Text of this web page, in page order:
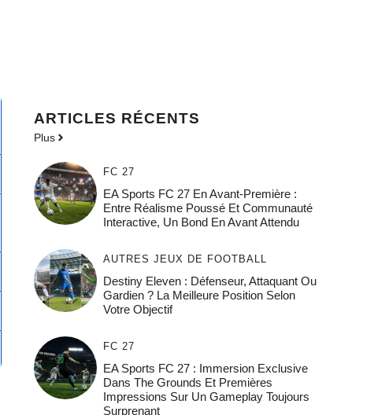
ARTICLES RÉCENTS
Plus
FC 27
EA Sports FC 27 En Avant-Première :
Entre Réalisme Poussé Et Communauté
Interactive, Un Bond En Avant Attendu
AUTRES JEUX DE FOOTBALL
Destiny Eleven : Défenseur, Attaquant Ou
Gardien ? La Meilleure Position Selon
Votre Objectif
FC 27
EA Sports FC 27 : Immersion Exclusive
Dans The Grounds Et Premières
Impressions Sur Un Gameplay Toujours
Surprenant